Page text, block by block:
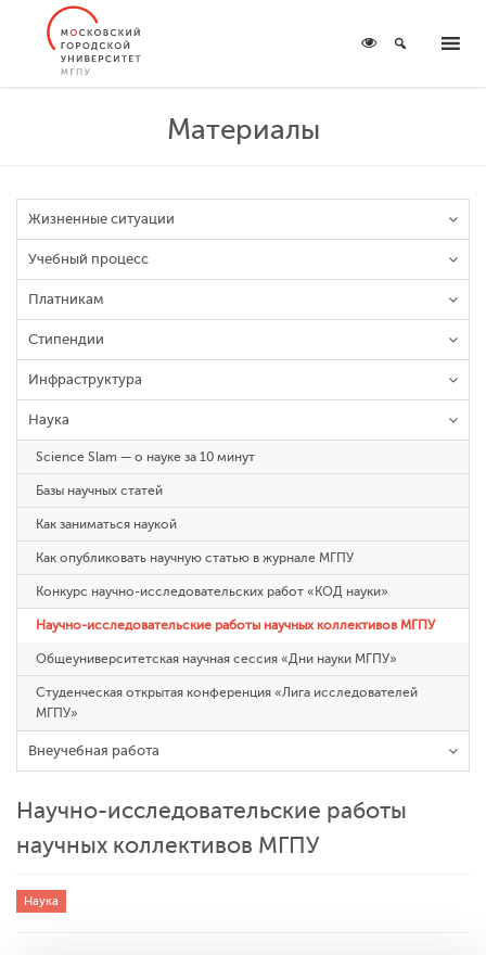
Материалы
Жизненные ситуации
Учебный процесс
Платникам
Стипендии
Инфраструктура
Наука
Science Slam — о науке за 10 минут
Базы научных статей
Как заниматься наукой
Как опубликовать научную статью в журнале МГПУ
Конкурс научно-исследовательских работ «КОД науки»
Научно-исследовательские работы научных коллективов МГПУ
Общеуниверситетская научная сессия «Дни науки МГПУ»
Студенческая открытая конференция «Лига исследователей
МГПУ»
Внеучебная работа
Научно-исследовательские работы
научных коллективов МГПУ
Наука